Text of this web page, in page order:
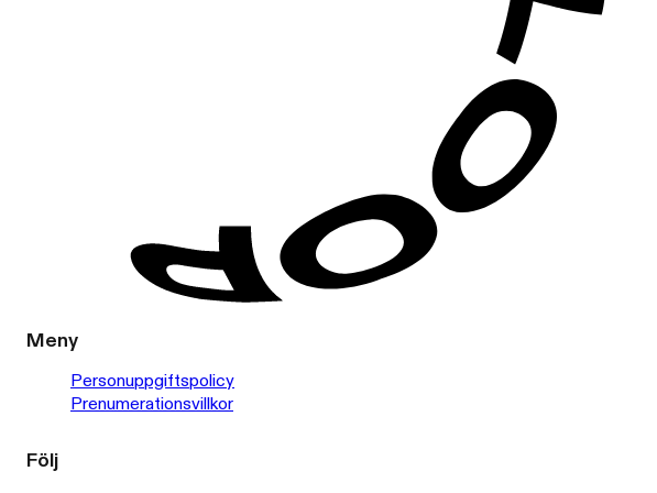
Meny
Personuppgiftspolicy
Prenumerationsvillkor
Följ